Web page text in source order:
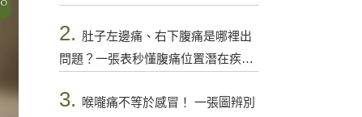
2. 肚子左邊痛、右下腹痛是哪裡出
問題？一張表秒懂腹痛位置潛在疾病
3.
喉嚨痛不等於感冒！ 一張圖辨別